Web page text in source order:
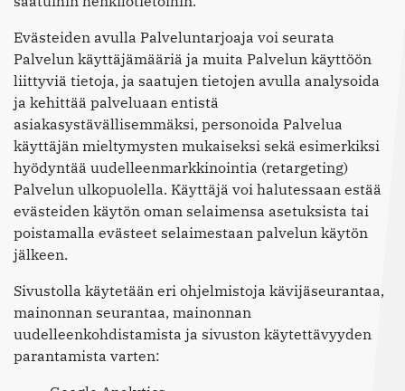
Evästeiden avulla Palveluntarjoaja voi seurata
Palvelun käyttäjämääriä ja muita Palvelun käyttöön
liittyviä tietoja, ja saatujen tietojen avulla analysoida
ja kehittää palveluaan entistä
asiakasystävällisemmäksi, personoida Palvelua
käyttäjän mieltymysten mukaiseksi sekä esimerkiksi
hyödyntää uudelleenmarkkinointia (retargeting)
Palvelun ulkopuolella. Käyttäjä voi halutessaan estää
evästeiden käytön oman selaimensa asetuksista tai
poistamalla evästeet selaimestaan palvelun käytön
jälkeen.
Sivustolla käytetään eri ohjelmistoja kävijäseurantaa,
mainonnan seurantaa, mainonnan
uudelleenkohdistamista ja sivuston käytettävyyden
parantamista varten: